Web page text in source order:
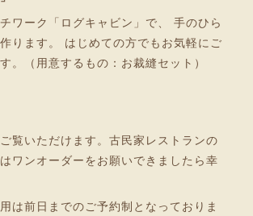
ワーク「ログキャビン」で、 手のひら
ります。 はじめての方でもお気軽にご
。（用意するもの：お裁縫セット）
覧いただけます。古民家レストランの
ワンオーダーをお願いできましたら幸
は前日までのご予約制となっておりま